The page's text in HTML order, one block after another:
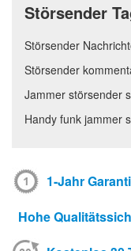
Störsender
Störsender
Störsender
Jammer störsender
Handy funk jammer
1-Jahr
Hohe